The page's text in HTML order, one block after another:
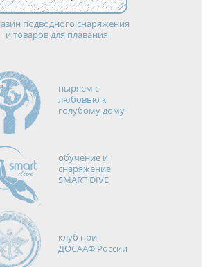
подводного снаряжения
и товаров для плавания
ныряем с
любовью к
голубому дому
обучение и
снаряжение
SMART DIVE
клуб при
ДОСААФ России